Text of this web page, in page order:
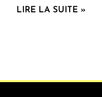
LIRE LA SUITE »